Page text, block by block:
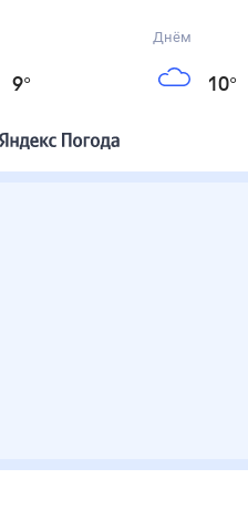
9°
Днём
10°